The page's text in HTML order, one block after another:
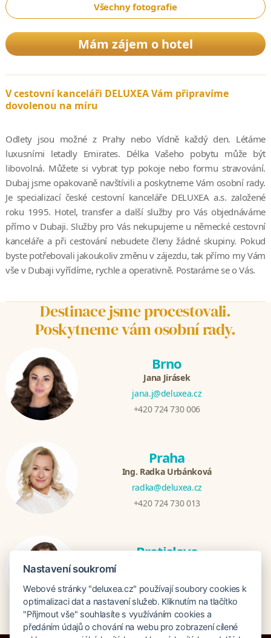
Všechny fotografie
Mám zájem o hotel
V cestovní kanceláři DELUXEA Vám připravíme
dovolenou na míru
Odlety jsou možné z Prahy nebo Vídně každý den. Létáme
luxusními letadly Emirates. Délka Vašeho pobytu může být
libovolná. Můžete si vybrat typ pokoje nebo formu stravování.
Dubaj jsme opakovaně navštívili a poskytneme Vám osobní rady.
Je specializací české cestovní kanceláře DELUXEA a.s. založené
roku 1995. Hotel, transfer a další služby pro Vás objednáváme
přímo v Dubaji. Služby pro Vás nekupujeme u německé cestovní
kanceláře a při cestování nebudete členy žádné skupiny. Pokud
byste potřebovali jakoukoliv změnu v zájezdu, tak přímo my Vám
vše v Dubaji vyřídíme, rychle a operativně. Postaráme se o Vás.
Destinace jsme procestovali.
Poskytneme vám osobní rady.
Brno
Jana Jirásek
jana.j@deluxea.cz
+420 724 730 006
Praha
Ing. Radka Urbánková
radka@deluxea.cz
+420 724 730 013
Bratislava
+421 948 759 074
Nastavení soukromí
Webové stránky "deluxea.cz" používají soubory cookies k
optimalizaci dat a nastavení služeb. Kliknutím na tlačítko
"Přijmout vše" souhlasíte s využíváním cookies a
předáním údajů o chování na webu pro zobrazení cílené